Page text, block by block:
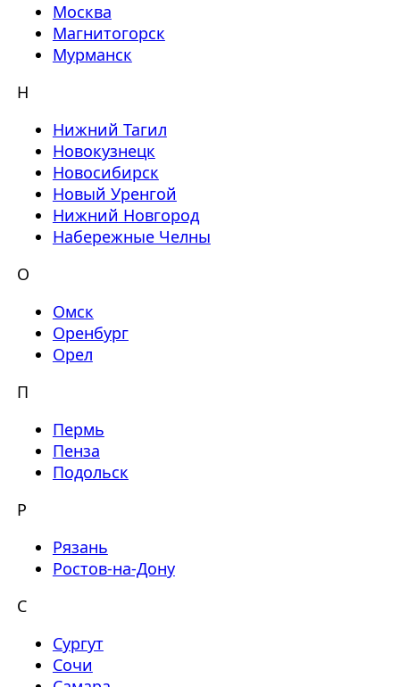
Москва
Магнитогорск
Мурманск
Н
Нижний Тагил
Новокузнецк
Новосибирск
Новый Уренгой
Нижний Новгород
Набережные Челны
О
Омск
Оренбург
Орел
П
Пермь
Пенза
Подольск
Р
Рязань
Ростов-на-Дону
С
Сургут
Сочи